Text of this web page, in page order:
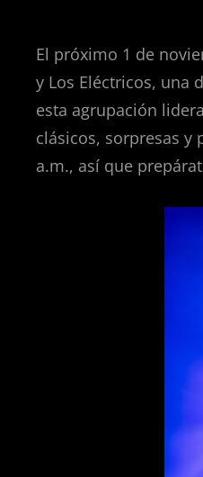
El próximo 1 de
y Los Eléctricos, una
esta agrupación
clásicos, sorpresas y
a.m., así que